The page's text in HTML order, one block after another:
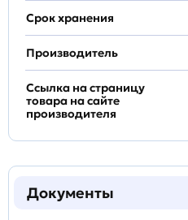
Срок хранения
Производитель
Ссылка на страницу
товара на сайте
производителя
Документы